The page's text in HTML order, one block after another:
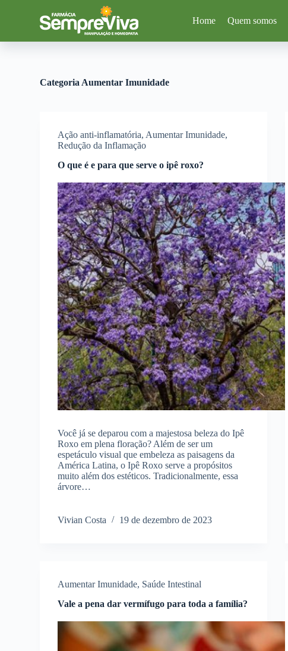
a
Home Quem somos
Categoria Aumentar Imunidade
Ação anti-inflamatória, Aumentar Imunidade,
Redução da Inflamação
O que é e para que serve o ipê roxo?
Você já se deparou com a majestosa beleza do Ipê
Roxo em plena floração? Além de ser um
espetáculo visual que embeleza as paisagens da
América Latina, o Ipê Roxo serve a propósitos
muito além dos estéticos. Tradicionalmente, essa
árvore…
Vivian Costa 19 de dezembro de 2023
Aumentar Imunidade, Saúde Intestinal
Vale a pena dar vermífugo para toda a família?